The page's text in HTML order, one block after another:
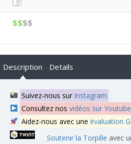
$$$$
Description Details
Suivez-nous sur Instagram
Consultez nos vidéos sur Youtube
Aidez-nous avec une évaluation
Soutenir la Torpille avec